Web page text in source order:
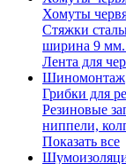
Хомуты
Стяжки
ширина 9 мм.
Лента для
Шиномонтаж
Грибки для
Резиновые
ниппели,
Показать все